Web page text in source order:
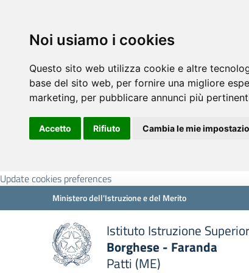
Noi usiamo i cookies
Questo sito web utilizza cookie e altre
base del sito web, per fornire una migliore
marketing, per pubblicare annunci più
Accetto Rifiuto Cambia le mie
Update cookies preferences
Ministero dell'Istruzione e del Merito
Istituto Istruzione
Borghese - Faranda
Patti (ME)